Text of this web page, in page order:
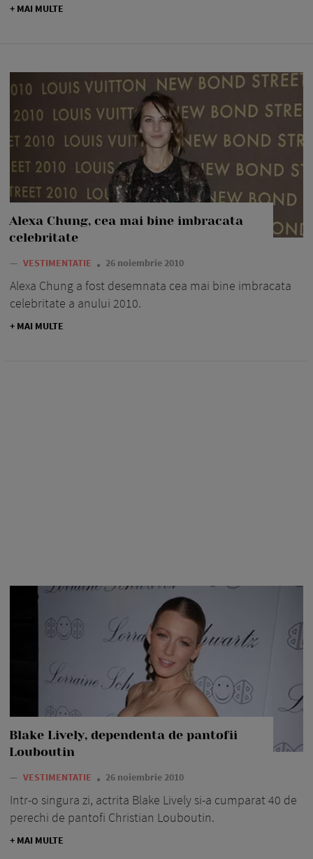
+ MAI MULTE
Alexa Chung, cea mai bine imbracata
celebritate
— VESTIMENTATIE 26 noiembrie 2010
Alexa Chung a fost desemnata cea mai bine imbracata
celebritate a anului 2010.
+ MAI MULTE
Blake Lively, dependenta de pantofii
Louboutin
— VESTIMENTATIE 26 noiembrie 2010
Intr-o singura zi, actrita Blake Lively si-a cumparat 40 de
perechi de pantofi Christian Louboutin.
+ MAI MULTE